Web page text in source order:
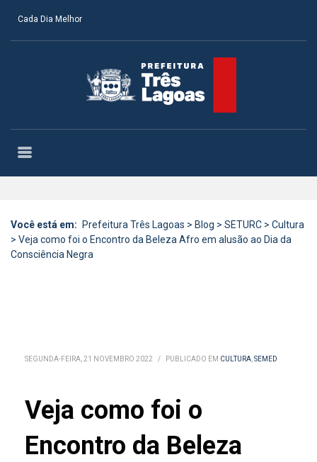
Cada Dia Melhor
Você está em: Prefeitura Três Lagoas > Blog > SETURC > Cultura
> Veja como foi o Encontro da Beleza Afro em alusão ao Dia da
Consciência Negra
SEGUNDA-FEIRA, 21 NOVEMBRO 2022 / PUBLICADO EM CULTURA,SEMED
Veja como foi o
Encontro da Beleza